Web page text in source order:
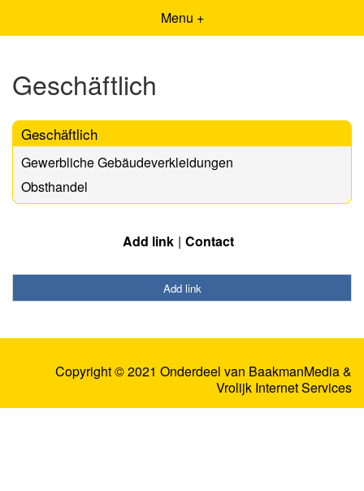
Menu +
Geschäftlich
Geschäftlich
Gewerbliche Gebäudeverkleidungen
Obsthandel
Add link Contact
Add link
Copyright © 2021 Onderdeel van BaakmanMedia&
Vrolijk Internet Services